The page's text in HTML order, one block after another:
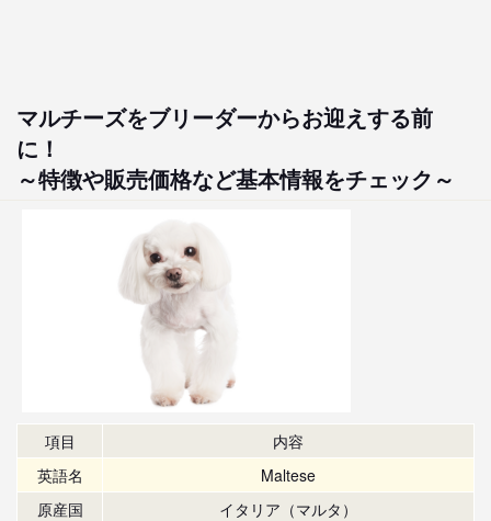
マルチーズをブリーダーからお迎えする前
に！
～特徴や販売価格など基本情報をチェック～
項目
内容
英語名
Maltese
原産国
イタリア（マルタ）